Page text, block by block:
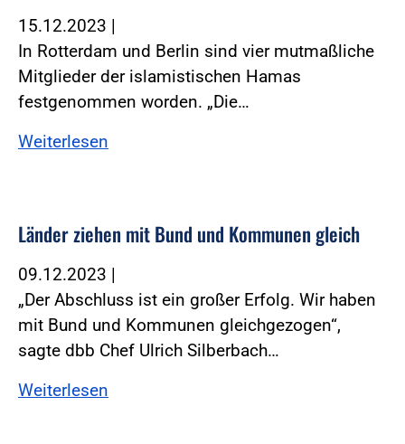
15.12.2023 |
In Rotterdam und Berlin sind vier mutmaßliche
Mitglieder der islamistischen Hamas
festgenommen worden. „Die…
Weiterlesen
Länder ziehen mit Bund und Kommunen gleich
09.12.2023 |
„Der Abschluss ist ein großer Erfolg. Wir haben
mit Bund und Kommunen gleichgezogen“,
sagte dbb Chef Ulrich Silberbach…
Weiterlesen